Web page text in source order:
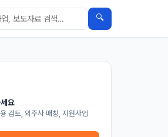
🔍
요
검토, 외주사 매칭, 지원사업